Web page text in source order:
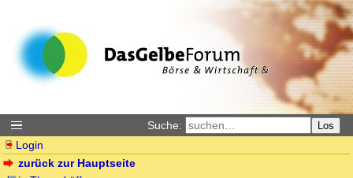
Suche: Los
Login
zurück zur Hauptseite